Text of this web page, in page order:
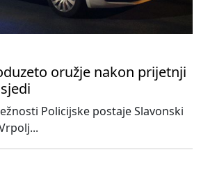
oružje nakon prijetnji
Policijske postaje Slavonski